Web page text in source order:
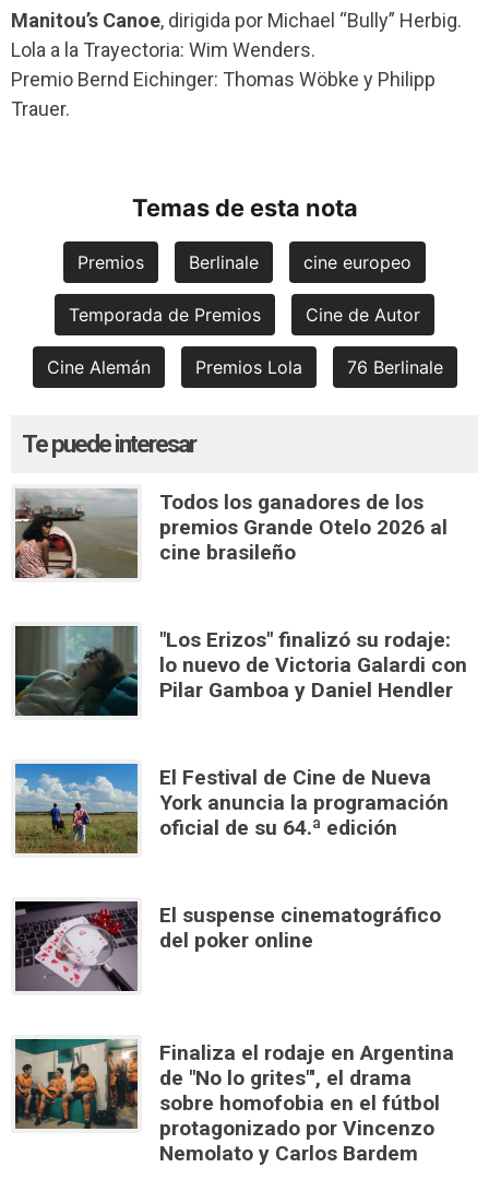
Manitou’s Canoe, dirigida por Michael “Bully” Herbig.
Lola a la Trayectoria: Wim Wenders.
Premio Bernd Eichinger: Thomas Wöbke y Philipp
Trauer.
Temas de esta nota
Premios Berlinale cine europeo
Temporada de Premios Cine de Autor
Cine Alemán Premios Lola 76 Berlinale
Te puede interesar
Todos los ganadores de los
premios Grande Otelo 2026 al
cine brasileño
"Los Erizos" finalizó su rodaje:
lo nuevo de Victoria Galardi con
Pilar Gamboa y Daniel Hendler
El Festival de Cine de Nueva
York anuncia la programación
oficial de su 64.ª edición
El suspense cinematográfico
del poker online
Finaliza el rodaje en Argentina
de "No lo grites"', el drama
sobre homofobia en el fútbol
protagonizado por Vincenzo
Nemolato y Carlos Bardem